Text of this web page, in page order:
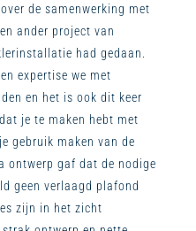
de samenwerking met
ander project van
had gedaan.
expertise we met
en het is ook dit keer
je te maken hebt met
gebruik maken van de
ontwerp gaf dat de nodige
geen verlaagd plafond
zijn in het zicht